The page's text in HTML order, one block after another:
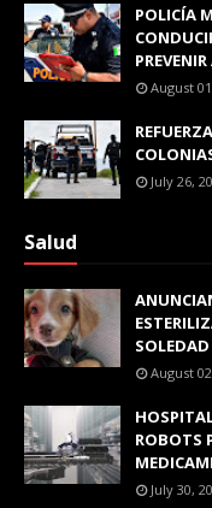
POLICÍA
August
July 26,
Salud
SOLEDAD
August
ROBOTS
July 30,